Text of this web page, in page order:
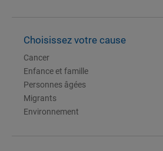
Choisissez votre cause
Cancer
Enfance et famille
Personnes âgées
Migrants
Environnement